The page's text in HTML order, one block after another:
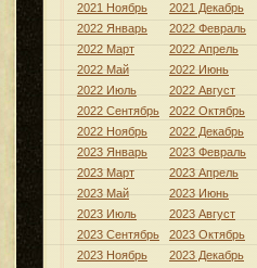
2021 Ноябрь
2021 Декабрь
2022 Январь
2022 Февраль
2022 Март
2022 Апрель
2022 Май
2022 Июнь
2022 Июль
2022 Август
2022 Сентябрь
2022 Октябрь
2022 Ноябрь
2022 Декабрь
2023 Январь
2023 Февраль
2023 Март
2023 Апрель
2023 Май
2023 Июнь
2023 Июль
2023 Август
2023 Сентябрь
2023 Октябрь
2023 Ноябрь
2023 Декабрь